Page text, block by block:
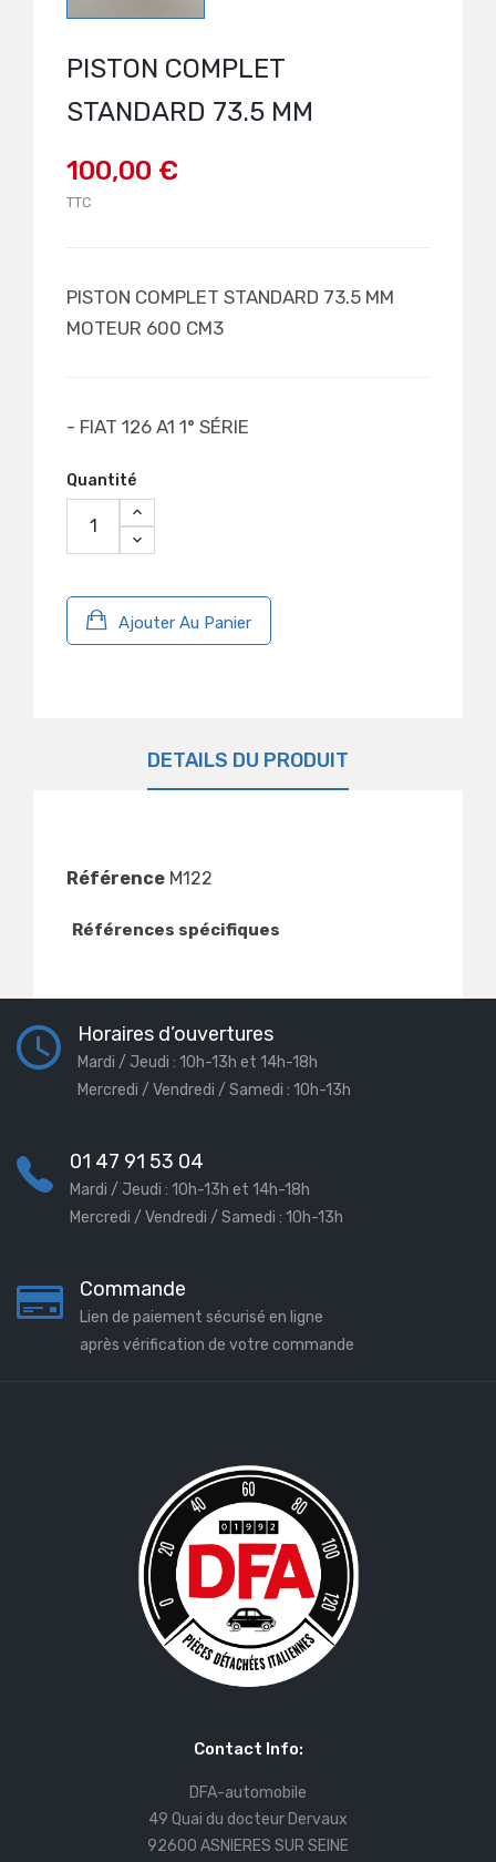
PISTON COMPLET
STANDARD 73.5 MM
100,00 €
TTC
PISTON COMPLET STANDARD 73.5 MM
MOTEUR 600 CM3
- FIAT 126 A1 1° SÉRIE
Quantité
Ajouter Au Panier
DÉTAILS DU PRODUIT
Référence M122
Références spécifiques
Horaires d’ouvertures
Mardi / Jeudi : 10h-13h et 14h-18h
Mercredi / Vendredi / Samedi : 10h-13h
01 47 91 53 04
Mardi / Jeudi : 10h-13h et 14h-18h
Mercredi / Vendredi / Samedi : 10h-13h
Commande
Lien de paiement sécurisé en ligne
après vérification de votre commande
Contact Info:
DFA-automobile
49 Quai du docteur Dervaux
92600 ASNIERES SUR SEINE